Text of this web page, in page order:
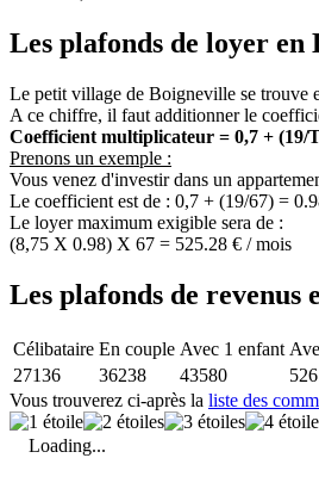
Les plafonds de loyer
Le petit village de Boigneville se trouve
A ce chiffre, il faut additionner le
Coefficient multiplicateur = 0,7 + (19/
Prenons un exemple :
Vous venez d'investir dans un
Le coefficient est de : 0,7 + (19/67) =
Le loyer maximum exigible sera de :
(8,75 X 0.98) X 67 = 525.28 € / mois
Les plafonds de revenus
Célibataire En couple Avec 1 enfant
27136
36238 43580
Vous trouverez ci-après la liste des
Loading...